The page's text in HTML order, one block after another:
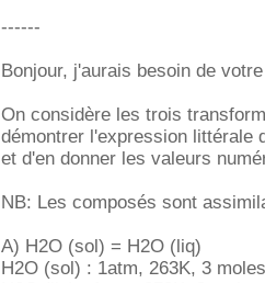
------
Bonjour, j'aurais besoin de
On considère les trois
démontrer l'expression littérale
et d'en donner les valeurs
NB: Les composés sont
A) H2O (sol) = H2O (liq)
H2O (sol) : 1atm, 263K, 3 moles